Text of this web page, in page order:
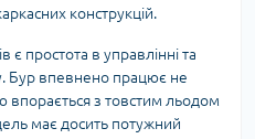
конструкцій.
простота в управлінні та
Бур впевнено працює не
впорається з товстим льодом
має досить потужний